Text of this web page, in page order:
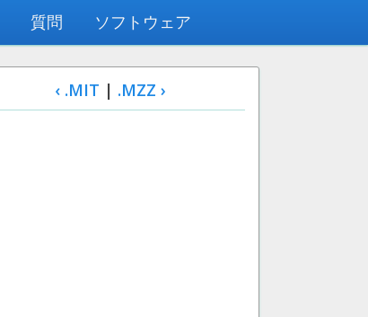
質問 ソフトウェア
‹ .MIT | .MZZ ›